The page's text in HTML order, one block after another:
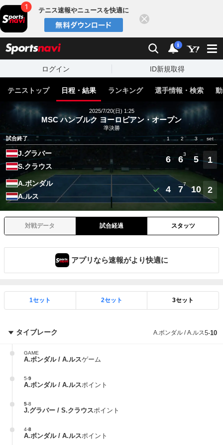
テニス速報やニュースを快適に
検索 通知
i
ログイン ID新規取得
テニストップ 日程・結果 ランキング 選手情報・検索
2025/7/20(日) 1:25
MSC ハンブルク ヨーロピアン・オープン
準決勝
試合終了
1 2 3 set
J.グラバー
S.クラウス
6 6
3
5 1
A.ボンダル
A.ルス
4 7
7
10 2
対戦データ 試合経過 スタッツ
アプリなら速報がより快適に
1セット 2セット 3セット
タイブレーク A.ボンダル / A.ルス5-10
GAME
A.ボンダル / A.ルスゲーム
5-9
A.ボンダル / A.ルスポイント
5-8
J.グラバー / S.クラウスポイント
4-8
A.ボンダル / A.ルスポイント